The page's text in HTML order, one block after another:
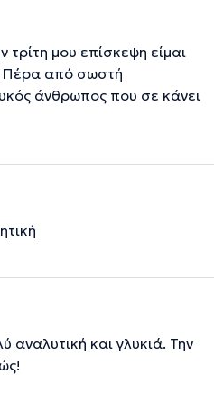
τρίτη μου επίσκεψη είμαι
Πέρα από σωστή
άνθρωπος που σε κάνει
αναλυτική και γλυκιά. Την